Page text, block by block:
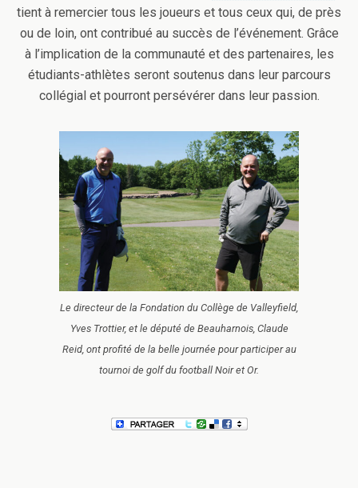
tient à remercier tous les joueurs et tous ceux qui, de près
ou de loin, ont contribué au succès de l’événement. Grâce
à l’implication de la communauté et des partenaires, les
étudiants-athlètes seront soutenus dans leur parcours
collégial et pourront persévérer dans leur passion.
Le directeur de la Fondation du Collège de Valleyfield,
Yves Trottier, et le député de Beauharnois, Claude
Reid, ont profité de la belle journée pour participer au
tournoi de golf du football Noir et Or.